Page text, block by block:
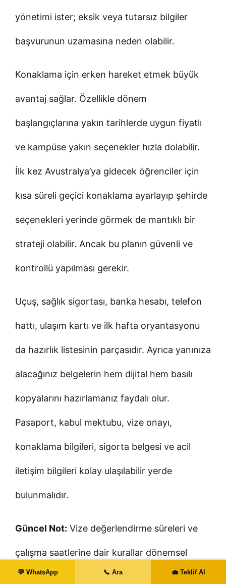
yönetimi ister; eksik veya tutarsız bilgiler
başvurunun uzamasına neden olabilir.
Konaklama için erken hareket etmek büyük
avantaj sağlar. Özellikle dönem
başlangıçlarına yakın tarihlerde uygun fiyatlı
ve kampüse yakın seçenekler hızla dolabilir.
İlk kez Avustralya’ya gidecek öğrenciler için
kısa süreli geçici konaklama ayarlayıp şehirde
seçenekleri yerinde görmek de mantıklı bir
strateji olabilir. Ancak bu planın güvenli ve
kontrollü yapılması gerekir.
Uçuş, sağlık sigortası, banka hesabı, telefon
hattı, ulaşım kartı ve ilk hafta oryantasyonu
da hazırlık listesinin parçasıdır. Ayrıca yanınıza
alacağınız belgelerin hem dijital hem basılı
kopyalarını hazırlamanız faydalı olur.
Pasaport, kabul mektubu, vize onayı,
konaklama bilgileri, sigorta belgesi ve acil
iletişim bilgileri kolay ulaşılabilir yerde
bulunmalıdır.
Güncel Not: Vize değerlendirme süreleri ve
çalışma saatlerine dair kurallar dönemsel
olarak güncellenebilir. Başvuru anında resmi
💬 WhatsApp 📞 Ara 💼 Teklif Al